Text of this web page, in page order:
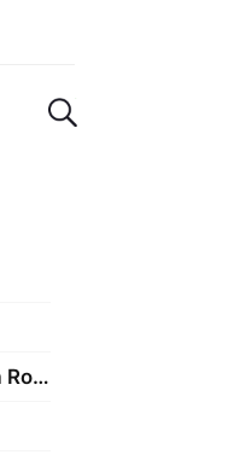
Поиск по сайту
Подтверждение возраста Roblox